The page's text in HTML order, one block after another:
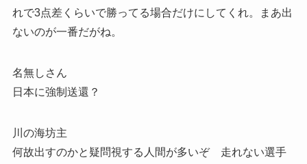
れで3点差くらいで勝ってる場合だけにしてくれ。まあ出
ないのが一番だがね。
名無しさん
日本に強制送還？
川の海坊主
何故出すのかと疑問視する人間が多いぞ 走れない選手